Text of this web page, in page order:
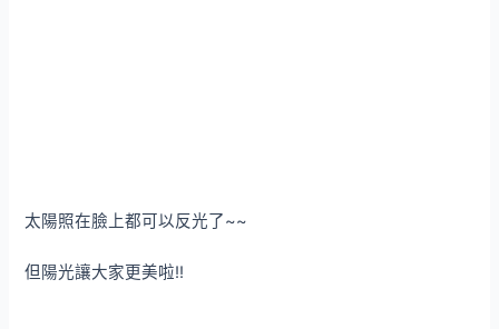
太陽照在臉上都可以反光了~~
但陽光讓大家更美啦!!